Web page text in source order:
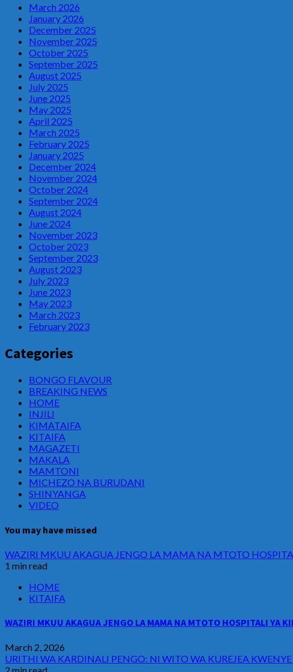
March 2026
January 2026
December 2025
November 2025
October 2025
September 2025
August 2025
July 2025
June 2025
May 2025
April 2025
March 2025
February 2025
January 2025
December 2024
November 2024
October 2024
September 2024
August 2024
June 2024
November 2023
October 2023
September 2023
August 2023
July 2023
June 2023
May 2023
March 2023
February 2023
Categories
BONGO FLAVOUR
BREAKING NEWS
HOME
INJILI
KIMATAIFA
KITAIFA
MAGAZETI
MAKALA
MAMTONI
MICHEZO NA BURUDANI
SHINYANGA
VIDEO
You may have missed
WAZIRI MKUU AKAGUA JENGO LA MAMA NA MTOTO
1 min read
HOME
KITAIFA
WAZIRI MKUU AKAGUA JENGO LA MAMA NA MTOTO HOSPITALI YA
March 2, 2026
URITHI WA KARDINALI PENGO: NI WITO WA KUREJEA
2 min read